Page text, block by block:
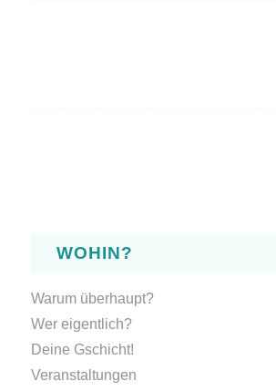
WOHIN?
Warum überhaupt?
Wer eigentlich?
Deine Gschicht!
Veranstaltungen